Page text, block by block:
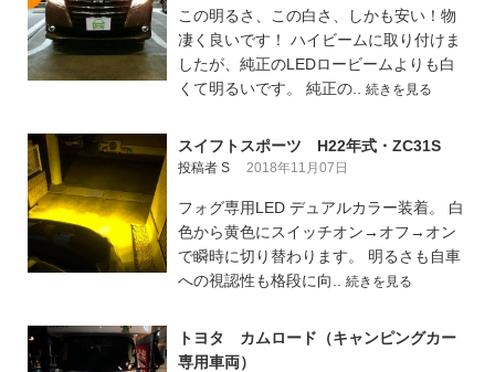
この明るさ、この白さ、しかも安い！物
凄く良いです！ ハイビームに取り付けま
したが、純正のLEDロービームよりも白
くて明るいです。 純正の.. 続きを見る
スイフトスポーツ H22年式・ZC31S
投稿者 S 2018年11月07日
フォグ専用LED デュアルカラー装着。 白
色から黄色にスイッチオン→オフ→オン
で瞬時に切り替わります。 明るさも自車
への視認性も格段に向.. 続きを見る
トヨタ カムロード（キャンピングカー
専用車両）